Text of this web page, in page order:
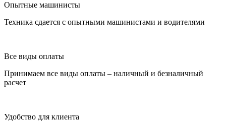
Опытные машинисты
Техника сдается с опытными машинистами и водителями
Все виды оплаты
Принимаем все виды оплаты – наличный и безналичный
расчет
Удобство для клиента